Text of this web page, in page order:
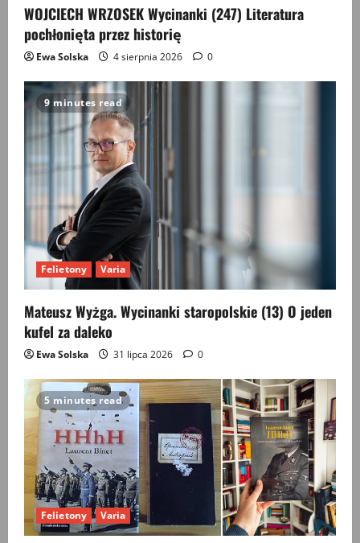
WOJCIECH WRZOSEK Wycinanki (247) Literatura
pochłonięta przez historię
Ewa Solska 4 sierpnia 2026 0
9 minutes read
Felietony Varia
Mateusz Wyżga. Wycinanki staropolskie (13) O jeden
kufel za daleko
Ewa Solska 31 lipca 2026 0
5 minutes read
Felietony Varia